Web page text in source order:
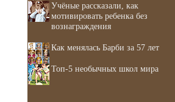
Учёные рассказали, как
мотивировать ребенка без
вознаграждения
Как менялась Барби за 57 лет
Топ-5 необычных школ мира